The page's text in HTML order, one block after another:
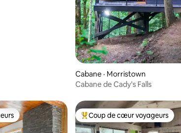
Cabane · Morristown
Cabane de Cady's Falls
Coup de cœur voyageurs
Coup de cœur voyageurs